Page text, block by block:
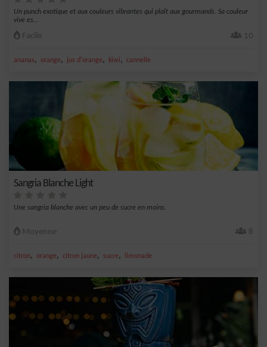
Un punch exotique et aux couleurs vibrantes qui plaît aux gourmands. Sa couleur
vive es...
Facile 10
ananas, orange, jus d'orange, kiwi, cannelle
Sangria Blanche Light
Une sangria blanche avec un peu de sucre en moins.
Moyenne 8
citron, orange, citron jaune, sucre, limonade